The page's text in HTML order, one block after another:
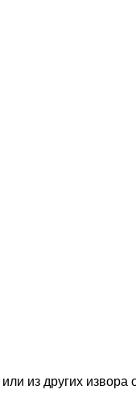
из других извора